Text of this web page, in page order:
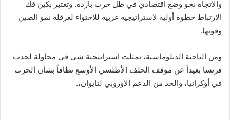
والاتجاه نحو وضع اقتصادي في ظل حرب باردة. وتعتبر بكين فك
الارتباط خطوة أولية لاستراتيجية غربية للاحتواء لعرقلة نمو الصين
وقوتها.
ومن الناحية الدبلوماسية، تمثلت استراتيجية شي في محاولة لجذب
فرنسا بعيداً عن موقف الحلف الأطلسي الأوسع نطاقاً بشأن الحرب
في أوكرانيا، والحد من الدعم الأوروبي لتايوان،.